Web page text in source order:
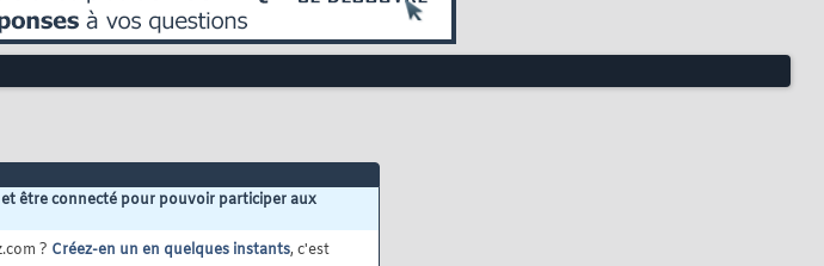
être connecté pour pouvoir participer aux
? Créez-en un en quelques instants, c'est